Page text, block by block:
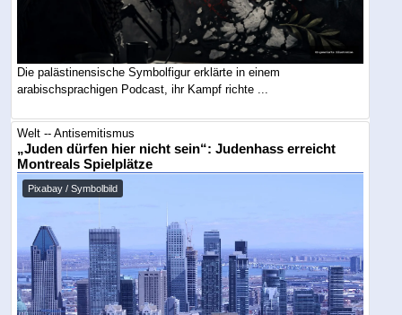
Die palästinensische Symbolfigur erklärte in einem
arabischsprachigen Podcast, ihr Kampf richte ...
Welt -- Antisemitismus
„Juden dürfen hier nicht sein“: Judenhass erreicht
Montreals Spielplätze
Pixabay / Symbolbild